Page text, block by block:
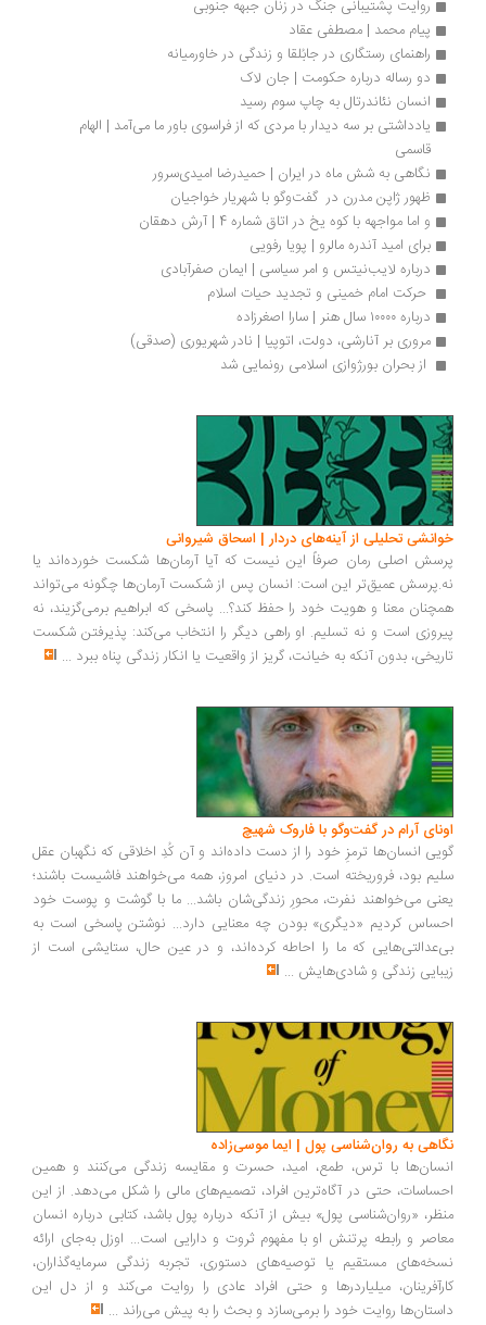
روایت پشتیبانی جنگ در زنان جبهه جنوبی
پیام محمد | مصطفی عقاد
راهنمای رستگاری در جابُلقا و زندگی در خاورمیانه
دو رساله درباره حکومت | جان لاک
انسان نئاندرتال به چاپ سوم رسید
یادداشتی بر سه دیدار با مردی که از فراسوی باور ما می‌آمد | الهام
نگاهی به شش ماه در ایران | حمیدرضا امیدی‌سرور
ظهور ژاپن ‌مدرن در  گفت‌و‌گو با شهریار خواجیان
و اما مواجهه با کوه یخ در اتاق شماره 4 | آرش دهقان
برای امید آندره مالرو | پویا رفویی
درباره لایب‌نیتس و امر سیاسی | ایمان صفرآبادی
حرکت امام خمینی و تجدید حیات اسلام
درباره ۱۰۰۰۰ سال هنر | سارا اصغرزاده
مروری بر آنارشی، دولت، اتوپیا | نادر شهریوری (صدقی)
از بحران بورژوازی اسلامی رونمایی شد
تحلیلی از آینه‌های دردار | اسحاق شیروانی
اصلی رمان صرفاً این نیست که آیا آرمان‌ها شکست خورده‌اند یا
عمیق‌تر این است: انسان پس از شکست آرمان‌ها چگونه می‌تواند
معنا و هویت خود را حفظ کند؟... پاسخی که ابراهیم برمی‌گزیند، نه
است و نه تسلیم. او راهی دیگر را انتخاب می‌کند: پذیرفتن شکست
بدون آنکه به خیانت، گریز از واقعیت یا انکار زندگی پناه ببرد...
آرام در گفت‌وگو با فاروک شهیچ‭
انسان‌ها ترمزِ خود را از دست داده‌اند و آن کُدِ اخلاقی که نگهبان عقل
بود، فروریخته است. در دنیای امروز، همه می‌خواهند فاشیست باشند؛
می‌خواهند نفرت، محورِ زندگی‌شان باشد... ما با گوشت و پوست خود
کردیم «دیگری» بودن چه معنایی دارد... نوشتن پاسخی است به
که ما را احاطه کرده‌اند، و در عین حال، ستایشی است از
زندگی و شادی‌هایش...
به روان‌شناسی پول | ایما موسی‌زاده
با ترس، طمع، امید، حسرت و مقایسه زندگی می‌کنند و همین
حتی در آگاه‌ترین افراد، تصمیم‌های مالی را شکل می‌دهد. از این
«روان‌شناسی پول» بیش از آنکه درباره پول باشد، کتابی درباره انسان
و رابطه پرتنش او با مفهوم ثروت و دارایی است... اوزل به‌جای ارائه
مستقیم یا توصیه‌های دستوری، تجربه زندگی سرمایه‌گذاران،
میلیاردرها و حتی افراد عادی را روایت می‌کند و از دل این
روایت خود را برمی‌سازد و بحث را به پیش می‌راند ...